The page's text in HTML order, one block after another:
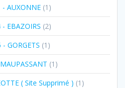
- AUXONNE(1)
- EBAZOIRS (2)
- GORGETS (1)
(1)
( Site Supprimé ) (1)